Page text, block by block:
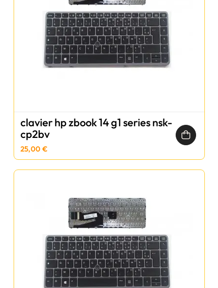
clavier hp zbook 14 g1 series nsk-
cp2bv
25,00 €